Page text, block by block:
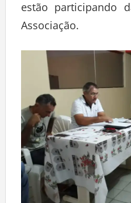
estão participando
Associação.